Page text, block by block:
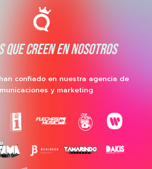
QUE CREEN EN NOSOTROS
confiado en nuestra agencia de
y marketing